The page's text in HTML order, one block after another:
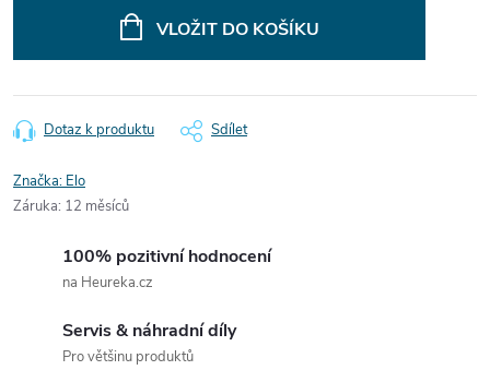
VLOŽIT DO KOŠÍKU
Dotaz k produktu Sdílet
Značka: Elo
Záruka: 12 měsíců
100% pozitivní hodnocení
na Heureka.cz
Servis & náhradní díly
Pro většinu produktů